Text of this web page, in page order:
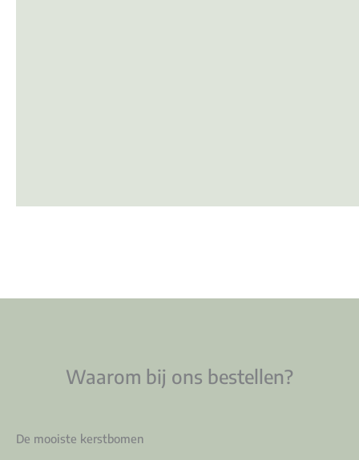
Waarom bij ons bestellen?
De mooiste kerstbomen